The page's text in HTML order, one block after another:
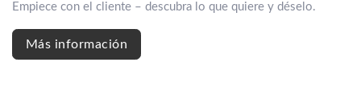
Empiece con el cliente – descubra lo que quiere y déselo.
Más información